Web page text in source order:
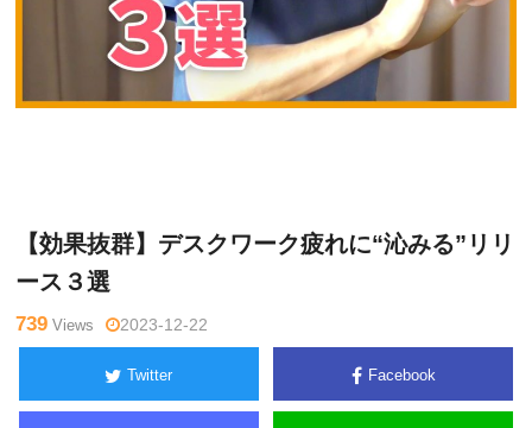
【効果抜群】デスクワーク疲れに“沁みる”リリ
ース３選
739 Views 2023-12-22
Twitter Facebook